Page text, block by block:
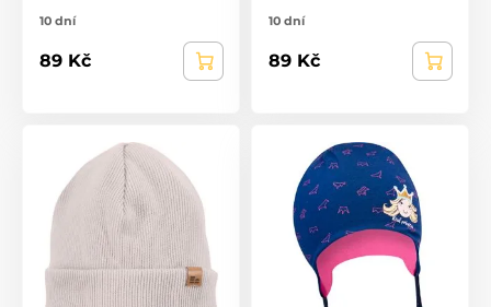
10 dní
89 Kč
10 dní
89 Kč